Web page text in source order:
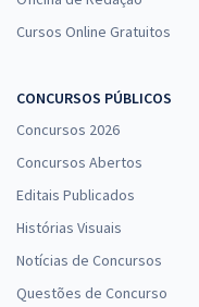
Cursos Online Gratuitos
CONCURSOS PÚBLICOS
Concursos 2026
Concursos Abertos
Editais Publicados
Histórias Visuais
Notícias de Concursos
Questões de Concurso